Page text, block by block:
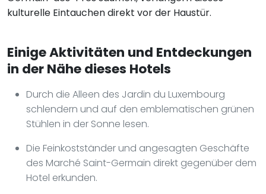
kulturelle Eintauchen direkt vor der Haustür.
Einige Aktivitäten und Entdeckungen
in der Nähe dieses Hotels
Durch die Alleen des Jardin du Luxembourg
schlendern und auf den emblematischen grünen
Stühlen in der Sonne lesen.
Die Feinkostständer und angesagten Geschäfte
des Marché Saint-Germain direkt gegenüber dem
Hotel erkunden.